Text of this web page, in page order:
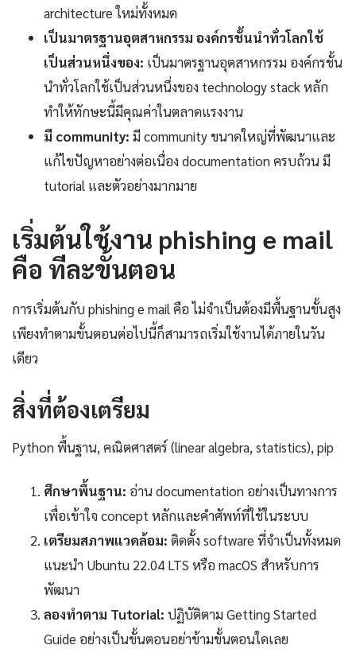
architecture ใหม่ทั้งหมด
เป็นมาตรฐานอุตสาหกรรม องค์กรชั้นนำทั่วโลกใช้
เป็นส่วนหนึ่งของ: เป็นมาตรฐานอุตสาหกรรม องค์กรชั้น
นำทั่วโลกใช้เป็นส่วนหนึ่งของ technology stack หลัก
ทำให้ทักษะนี้มีคุณค่าในตลาดแรงงาน
มี community: มี community ขนาดใหญ่ที่พัฒนาและ
แก้ไขปัญหาอย่างต่อเนื่อง documentation ครบถ้วน มี
tutorial และตัวอย่างมากมาย
เริ่มต้นใช้งาน phishing e mail
คือ ทีละขั้นตอน
การเริ่มต้นกับ phishing e mail คือ ไม่จำเป็นต้องมีพื้นฐานขั้นสูง
เพียงทำตามขั้นตอนต่อไปนี้ก็สามารถเริ่มใช้งานได้ภายในวัน
เดียว
สิ่งที่ต้องเตรียม
Python พื้นฐาน, คณิตศาสตร์ (linear algebra, statistics), pip
ศึกษาพื้นฐาน: อ่าน documentation อย่างเป็นทางการ
เพื่อเข้าใจ concept หลักและคำศัพท์ที่ใช้ในระบบ
เตรียมสภาพแวดล้อม: ติดตั้ง software ที่จำเป็นทั้งหมด
แนะนำ Ubuntu 22.04 LTS หรือ macOS สำหรับการ
พัฒนา
ลองทำตาม Tutorial: ปฏิบัติตาม Getting Started
Guide อย่างเป็นขั้นตอนอย่าข้ามขั้นตอนใดเลย